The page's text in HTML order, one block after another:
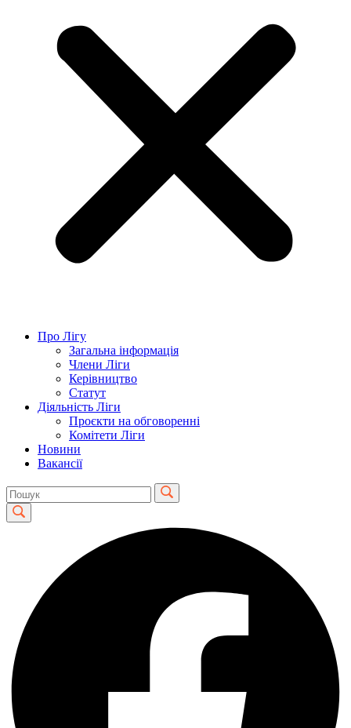
Про Лігу
Загальна інформація
Члени Ліги
Керівництво
Статут
Діяльність Ліги
Проєкти на обговоренні
Комітети Ліги
Новини
Вакансії